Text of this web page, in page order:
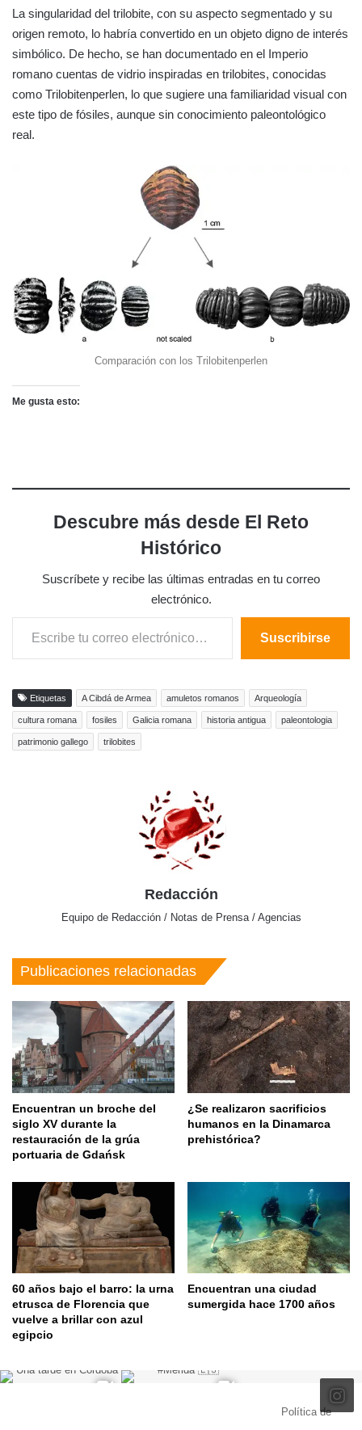
La singularidad del trilobite, con su aspecto segmentado y su
origen remoto, lo habría convertido en un objeto digno de interés
simbólico. De hecho, se han documentado en el Imperio
romano cuentas de vidrio inspiradas en trilobites, conocidas
como Trilobitenperlen, lo que sugiere una familiaridad visual con
este tipo de fósiles, aunque sin conocimiento paleontológico
real.
Comparación con los Trilobitenperlen
Me gusta esto:
Descubre más desde El Reto
Histórico
Suscríbete y recibe las últimas entradas en tu correo
electrónico.
Escribe tu correo electrónico…
Suscribirse
Etiquetas A Cibdá de Armea amuletos romanos Arqueología
cultura romana fosiles Galicia romana historia antigua paleontologia
patrimonio gallego trilobites
Redacción
Equipo de Redacción / Notas de Prensa / Agencias
Publicaciones relacionadas
Encuentran un broche del
siglo XV durante la
restauración de la grúa
portuaria de Gdańsk
¿Se realizaron sacrificios
humanos en la Dinamarca
prehistórica?
60 años bajo el barro: la urna
etrusca de Florencia que
vuelve a brillar con azul
egipcio
Encuentran una ciudad
sumergida hace 1700 años
Política de